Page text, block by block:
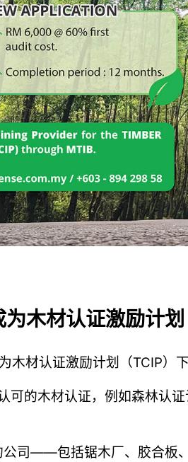
木材认证激励计
材认证激励计划（TCIP）
可的木材认证，例如森林认
公司——包括锯木厂、胶合板